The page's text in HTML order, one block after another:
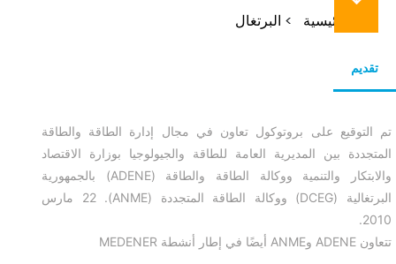
مسار
التنقل
الرئيسية البرتغال
تقديم
تم التوقيع على بروتوكول تعاون في مجال إدارة الطاقة والطاقة
المتجددة بين المديرية العامة للطاقة والجيولوجيا بوزارة الاقتصاد
والابتكار والتنمية ووكالة الطاقة والطاقة (ADENE) بالجمهورية
البرتغالية (DCEG) ووكالة الطاقة المتجددة (ANME). 22 مارس
2010.
تتعاون ADENE وANME أيضًا في إطار أنشطة MEDENER